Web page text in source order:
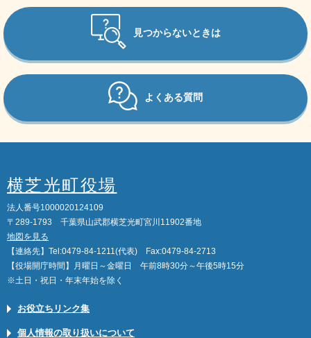
見つからないときは
よくある質問
横芝光町役場
法人番号1000020124109
〒289-1793 千葉県山武郡横芝光町宮川11902番地
地図を見る
【連絡先】Tel:0479-84-1211(代表) Fax:0479-84-2713
【役場開庁時間】月曜日～金曜日 午前8時30分～午後5時15分
※土日・祝日・年末年始を除く
お役立ちリンク集
個人情報の取り扱いについて